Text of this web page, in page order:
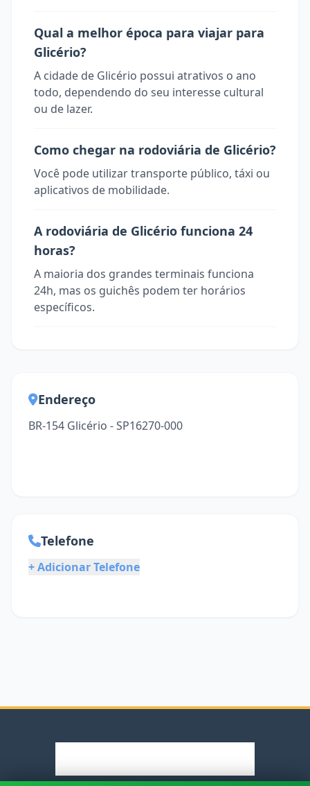
Qual a melhor época para viajar para
Glicério?
A cidade de Glicério possui atrativos o ano
todo, dependendo do seu interesse cultural
ou de lazer.
Como chegar na rodoviária de Glicério?
Você pode utilizar transporte público, táxi ou
aplicativos de mobilidade.
A rodoviária de Glicério funciona 24
horas?
A maioria dos grandes terminais funciona
24h, mas os guichês podem ter horários
específicos.
Endereço
BR-154 Glicério - SP16270-000
Telefone
+ Adicionar Telefone